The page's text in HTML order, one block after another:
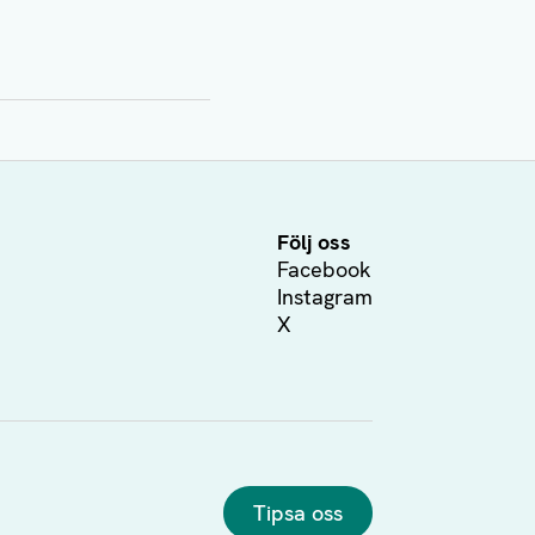
Följ oss
Facebook
Instagram
X
Tipsa oss